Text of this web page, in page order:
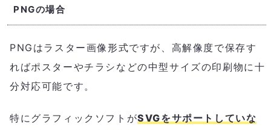
PNGの場合
PNGはラスター画像形式ですが、高解像度で保存す
ればポスターやチラシなどの中型サイズの印刷物に十
分対応可能です。
特にグラフィックソフトがSVGをサポートしていな